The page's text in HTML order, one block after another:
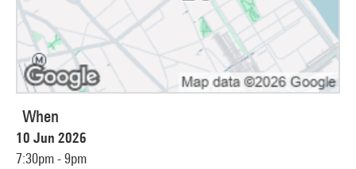
When
10 Jun 2026
7:30pm - 9pm